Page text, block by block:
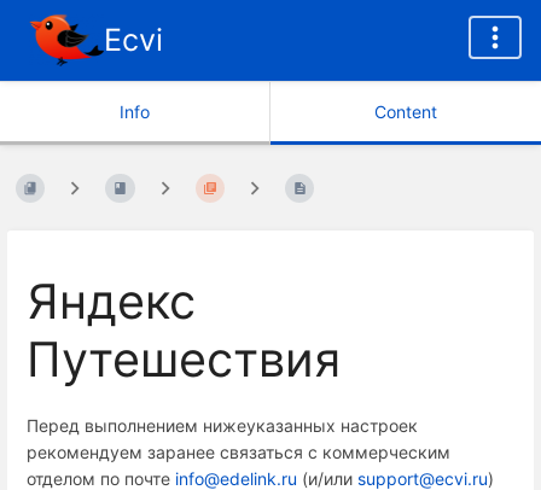
Ecvi
Info Content
Яндекс
Путешествия
Перед выполнением нижеуказанных настроек
рекомендуем заранее связаться с коммерческим
отделом по почте info@edelink.ru (и/или support@ecvi.ru)